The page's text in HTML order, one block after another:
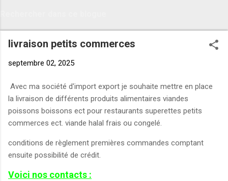
Brazilian whole chicken : 3000 USD/MT • Pasta : 1420 USD/MT •
Flour : 425 USD/MT • Whole milk powder : 2775 USD/MT
MATÉRIAUX & AUTRES...
livraison petits commerces
septembre 02, 2025
Avec ma société d'import export je souhaite mettre en place
la livraison de différents produits alimentaires viandes
poissons boissons ect pour restaurants superettes petits
commerces ect. viande halal frais ou congelé.
conditions de règlement premières commandes comptant
ensuite possibilité de crédit.
Voici nos contacts :